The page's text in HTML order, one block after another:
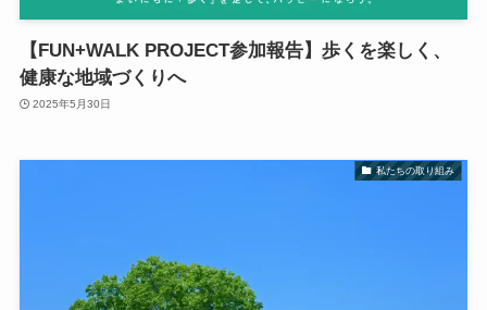
【FUN+WALK PROJECT参加報告】歩くを楽しく、
健康な地域づくりへ
2025年5月30日
私たちの取り組み